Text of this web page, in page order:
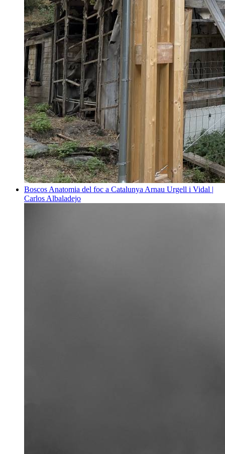
Boscos Anatomia del foc a Catalunya Arnau Urgell i Vidal |
Carlos Albaladejo